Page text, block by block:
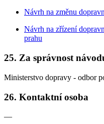
Návrh na změnu
Návrh na zřízení
prahu
25. Za správnost
Ministerstvo dopravy - odbor
26. Kontaktní osoba
—